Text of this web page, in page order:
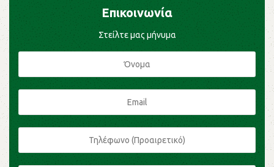
Επικοινωνία
Στείλτε μας μήνυμα